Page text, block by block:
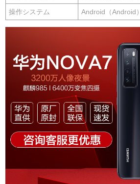
操作システム Android（Android）